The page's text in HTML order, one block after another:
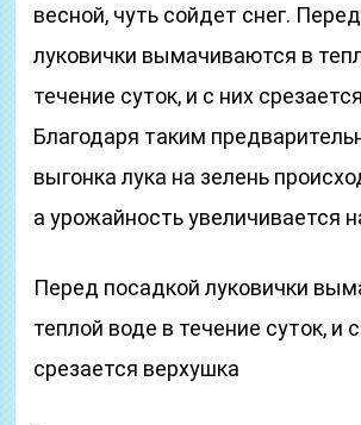
весной, чуть сойдет снег.
луковички вымачиваются в
течение суток, и с них
Благодаря таким
выгонка лука на зелень
а урожайность увеличивается
Перед посадкой луковички
теплой воде в течение суток, и
срезается верхушка